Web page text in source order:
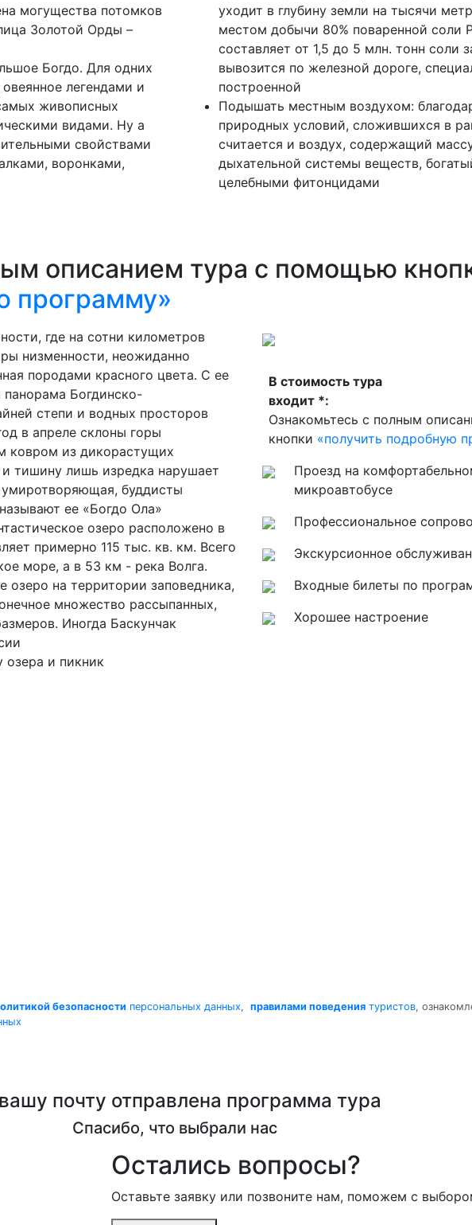
могущества потомков
Золотой Орды –
Богдо. Для одних
легендами и
живописных
видами. Ну а
свойствами
воронками,
уходит в глубину земли на тысячи
местом добычи 80% поваренной соли
составляет от 1,5 до 5 млн. тонн соли
вывозится по железной дороге,
построенной
Подышать местным воздухом:
природных условий, сложившихся в
считается и воздух, содержащий
дыхательной системы веществ,
целебными фитонцидами
описанием тура с помощью
программу»
где на сотни километров
низменности, неожиданно
породами красного цвета. С ее
Богдинско-
степи и водных просторов
в апреле склоны горы
ковром из дикорастущих
тишину лишь изредка нарушает
буддисты
ее «Богдо Ола»
озеро расположено в
примерно 115 тыс. кв. км. Всего
море, а в 53 км - река Волга.
озеро на территории заповедника,
множество рассыпанных,
Иногда Баскунчак
озера и пикник
В стоимость тура
входит *:
Ознакомьтесь с полным
кнопки «получить подробную
Проезд на
микроавтобусе
Профессиональное
Экскурсионное
Входные билеты по
Хорошее настроение
безопасности персональных данных, правилами поведения туристов,
почту отправлена программа тура
Спасибо, что выбрали нас
Остались вопросы?
Оставьте заявку или позвоните нам, поможем с